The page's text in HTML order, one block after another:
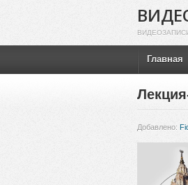
Главная
Добавлено: